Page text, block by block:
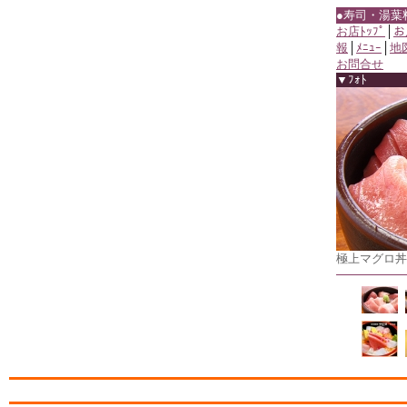
●寿司・湯
お店ﾄｯﾌﾟ
報
ﾒﾆｭｰ
地
お問合せ
▼ﾌｫﾄ
極上マグロ丼